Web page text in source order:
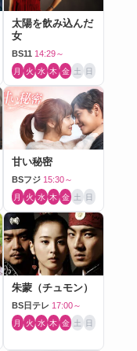
太陽を飲み込んだ
女
BS11 14:29～
月 火 水 木 金 土 日
甘い秘密
BSフジ 15:30～
月 火 水 木 金 土 日
朱蒙（チュモン）
BS日テレ 17:00～
月 火 水 木 金 土 日